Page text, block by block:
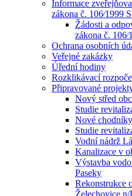
Informace
zákona č. 106⁄1999
Žádosti a
zákona č.
Ochrana osobních
Veřejné zakázky
Úřední hodiny
Rozklikávací
Připravované
Nový střed
Studie
Nové
Studie
Vodní nádrž
Kanalizace v
Výstavba
Paseky
Rekonstrukce
Želechovice n/